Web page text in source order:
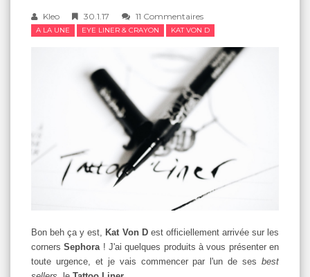
Kleo 30.1.17 11 Commentaires
A LA UNE EYE LINER & CRAYON KAT VON D
Bon beh ça y est, Kat Von Dest officiellement arrivée sur les
cornersSephora! J'ai quelques produits à vous présenter en
toute urgence, et je vais commencer par l'un de ses best